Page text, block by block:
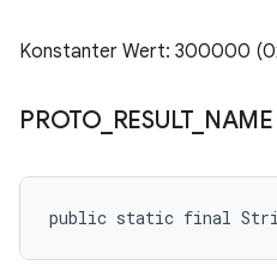
Konstanter Wert: 300000
PROTO_ RESULT_ NAME
public static final String